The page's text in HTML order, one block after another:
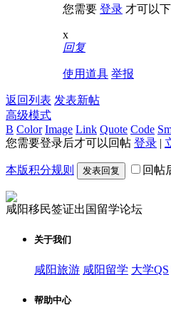
您需要 登录 才可以
x
回复
使用道具 举报
返回列表 发表新帖
高级模式
B Color Image Link Quote Code
您需要登录后才可以回帖 登录 |
本版积分规则 发表回复 回帖
咸阳移民签证出国留学论坛
关于我们
咸阳旅游 咸阳留学 大学QS
帮助中心